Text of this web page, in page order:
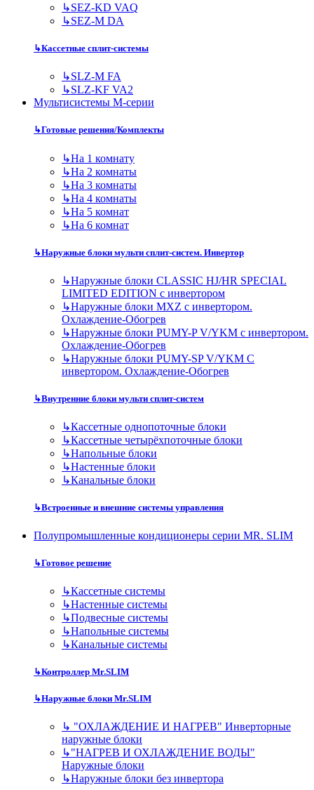
↳SEZ-KD VAQ
↳SEZ-M DA
↳Кассетные сплит-системы
↳SLZ-M FA
↳SLZ-KF VA2
Мультисистемы M-серии
↳Готовые решения/Комплекты
↳На 1 комнату
↳На 2 комнаты
↳На 3 комнаты
↳На 4 комнаты
↳На 5 комнат
↳На 6 комнат
↳Наружные блоки мульти сплит-систем. Инвертор
↳Наружные блоки CLASSIC HJ/HR SPECIAL
LIMITED EDITION с инвертором
↳Наружные блоки MXZ с инвертором.
Охлаждение-Обогрев
↳Наружные блоки PUMY-P V/YKM с инвертором.
Охлаждение-Обогрев
↳Наружные блоки PUMY-SP V/YKM С
инвертором. Охлаждение-Обогрев
↳Внутренние блоки мульти сплит-систем
↳Кассетные однопоточные блоки
↳Кассетные четырёхпоточные блоки
↳Напольные блоки
↳Настенные блоки
↳Канальные блоки
↳Встроенные и внешние системы управления
Полупромышленные кондиционеры серии MR. SLIM
↳Готовое решение
↳Кассетные системы
↳Настенные системы
↳Подвесные системы
↳Напольные системы
↳Канальные системы
↳Контроллер Mr.SLIM
↳Наружные блоки Mr.SLIM
↳ "ОХЛАЖДЕНИЕ И НАГРЕВ" Инверторные
наружные блоки
↳"НАГРЕВ И ОХЛАЖДЕНИЕ ВОДЫ"
Наружные блоки
↳Наружные блоки без инвертора